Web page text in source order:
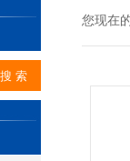
您现在